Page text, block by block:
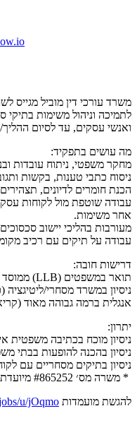
משרד עורכי דין מוביל מגייס
לתמיכה וניהול משימות בתיקי
ואנשי עסקים, עד לסיום
מה עושים בתפקיד:
מחקר משפטי, ניתוח עובדות
ניסוח כתבי טענות, בקשות
הכנת חומרים לדיונים,
עבודה שוטפת מול לקוחות
אחר משימות.
מעורבות בהליכי יישוב
עבודה על תיקים עם רכיב
דרישות חובה:
תואר במשפטים (LLB) ממוסד אקדמי מוכר ע״י המל״ג
ניסיון במשרד מסחרי/ליטיגציה
אנגלית ברמה גבוהה מאוד
יתרון:
ניסיון מוכח בכתיבה משפטית
ניסיון בהכנה להופעות בבתי
ניסיון בתיקים מסחריים עם
* משרה מס׳ #865252 מיועדת לגברים ונשים כאחד
להגשת מועמדות u/jOqmo